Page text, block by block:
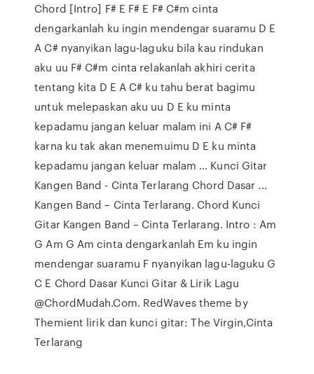
Chord [Intro] F# E F# E F# C#m cinta
dengarkanlah ku ingin mendengar suaramu D E
A C# nyanyikan lagu-laguku bila kau rindukan
aku uu F# C#m cinta relakanlah akhiri cerita
tentang kita D E A C# ku tahu berat bagimu
untuk melepaskan aku uu D E ku minta
kepadamu jangan keluar malam ini A C# F#
karna ku tak akan menemuimu D E ku minta
kepadamu jangan keluar malam … Kunci Gitar
Kangen Band - Cinta Terlarang Chord Dasar ...
Kangen Band – Cinta Terlarang. Chord Kunci
Gitar Kangen Band – Cinta Terlarang. Intro : Am
G Am G Am cinta dengarkanlah Em ku ingin
mendengar suaramu F nyanyikan lagu-laguku G
C E Chord Dasar Kunci Gitar & Lirik Lagu
@ChordMudah.Com. RedWaves theme by
Themient lirik dan kunci gitar: The Virgin,Cinta
Terlarang